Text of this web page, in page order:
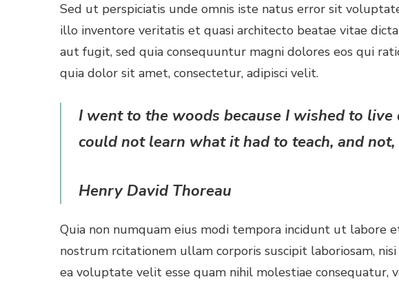
Sed ut perspiciatis unde omnis iste natus error sit
illo inventore veritatis et quasi architecto beatae vitae
aut fugit, sed quia consequuntur magni dolores eos qui
quia dolor sit amet, consectetur, adipisci velit.
I went to the woods because I wished to
could not learn what it had to teach, and
Henry David Thoreau
Quia non numquam eius modi tempora incidunt ut labore
nostrum rcitationem ullam corporis suscipit laboriosam,
ea voluptate velit esse quam nihil molestiae